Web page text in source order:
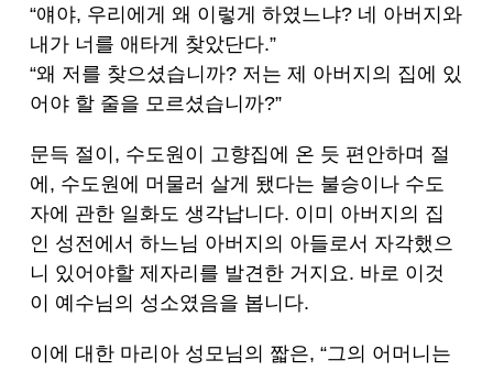
“얘야, 우리에게 왜 이렇게 하였느냐? 네 아버지와
내가 너를 애타게 찾았단다.”
“왜 저를 찾으셨습니까? 저는 제 아버지의 집에 있
어야 할 줄을 모르셨습니까?”
문득 절이, 수도원이 고향집에 온 듯 편안하며 절
에, 수도원에 머물러 살게 됐다는 불승이나 수도
자에 관한 일화도 생각납니다. 이미 아버지의 집
인 성전에서 하느님 아버지의 아들로서 자각했으
니 있어야할 제자리를 발견한 거지요. 바로 이것
이 예수님의 성소였음을 봅니다.
이에 대한 마리아 성모님의 짧은, “그의 어머니는